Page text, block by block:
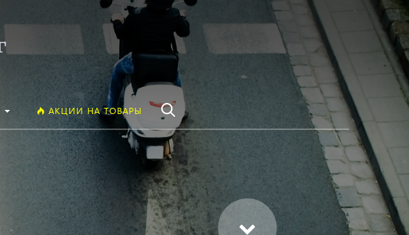
Искать: везде Найти
АКЦИИ НА ТОВАРЫ